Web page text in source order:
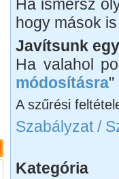
Ha ismersz
hogy mások
Javítsunk
Ha valahol
módosításra"
A szűrési
Szabályzat /
Kategória